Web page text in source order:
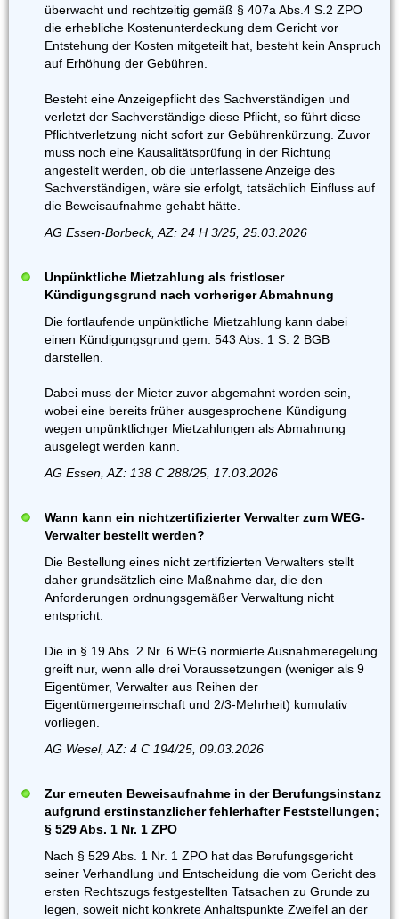
überwacht und rechtzeitig gemäß § 407a Abs.4 S.2 ZPO
die erhebliche Kostenunterdeckung dem Gericht vor
Entstehung der Kosten mitgeteilt hat, besteht kein Anspruch
auf Erhöhung der Gebühren.
Besteht eine Anzeigepflicht des Sachverständigen und
verletzt der Sachverständige diese Pflicht, so führt diese
Pflichtverletzung nicht sofort zur Gebührenkürzung. Zuvor
muss noch eine Kausalitätsprüfung in der Richtung
angestellt werden, ob die unterlassene Anzeige des
Sachverständigen, wäre sie erfolgt, tatsächlich Einfluss auf
die Beweisaufnahme gehabt hätte.
AG Essen-Borbeck, AZ: 24 H 3/25, 25.03.2026
Unpünktliche Mietzahlung als fristloser
Kündigungsgrund nach vorheriger Abmahnung
Die fortlaufende unpünktliche Mietzahlung kann dabei
einen Kündigungsgrund gem. 543 Abs. 1 S. 2 BGB
darstellen.
Dabei muss der Mieter zuvor abgemahnt worden sein,
wobei eine bereits früher ausgesprochene Kündigung
wegen unpünktlichger Mietzahlungen als Abmahnung
ausgelegt werden kann.
AG Essen, AZ: 138 C 288/25, 17.03.2026
Wann kann ein nichtzertifizierter Verwalter zum WEG-
Verwalter bestellt werden?
Die Bestellung eines nicht zertifizierten Verwalters stellt
daher grundsätzlich eine Maßnahme dar, die den
Anforderungen ordnungsgemäßer Verwaltung nicht
entspricht.
Die in § 19 Abs. 2 Nr. 6 WEG normierte Ausnahmeregelung
greift nur, wenn alle drei Voraussetzungen (weniger als 9
Eigentümer, Verwalter aus Reihen der
Eigentümergemeinschaft und 2/3-Mehrheit) kumulativ
vorliegen.
AG Wesel, AZ: 4 C 194/25, 09.03.2026
Zur erneuten Beweisaufnahme in der Berufungsinstanz
aufgrund erstinstanzlicher fehlerhafter Feststellungen;
§ 529 Abs. 1 Nr. 1 ZPO
Nach § 529 Abs. 1 Nr. 1 ZPO hat das Berufungsgericht
seiner Verhandlung und Entscheidung die vom Gericht des
ersten Rechtszugs festgestellten Tatsachen zu Grunde zu
legen, soweit nicht konkrete Anhaltspunkte Zweifel an der